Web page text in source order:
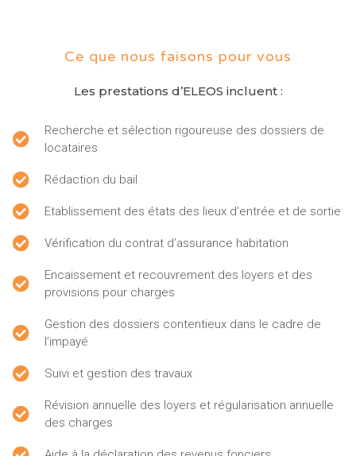
Ce que nous faisons pour vous
Les prestations d’ELEOS incluent :
Recherche et sélection rigoureuse des dossiers de
locataires
Rédaction du bail
Etablissement des états des lieux d’entrée et de sortie
Vérification du contrat d’assurance habitation
Encaissement et recouvrement des loyers et des
provisions pour charges
Gestion des dossiers contentieux dans le cadre de
l’impayé
Suivi et gestion des travaux
Révision annuelle des loyers et régularisation annuelle
des charges